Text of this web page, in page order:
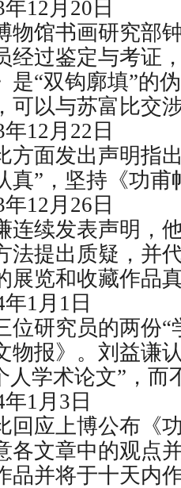
年12 月 20 日
馆书画研究部钟
经过鉴定与考证
是“双钩廓填”的
可以与苏富比交
年12 月 22 日
面发出声明指出
真”，坚持《功
年12 月 26 日
续发表声明，他
法提出质疑，并
展览和收藏作品
年1 月 1 日
研究员的两份“
物报》。刘益谦
人学术论文”，
年1 月 3 日
应上博公布《功
各文章中的观点
品并将于十天内